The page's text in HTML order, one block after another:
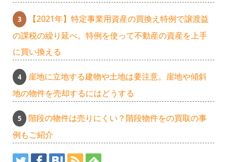
【2021年】特定事業用資産の買換え特例で譲渡益
の課税の繰り延べ。特例を使って不動産の資産を上手
に買い換える
崖地に立地する建物や土地は要注意。崖地や傾斜
地の物件を売却するにはどうする
階段の物件は売りにくい？階段物件をの買取の事
例もご紹介